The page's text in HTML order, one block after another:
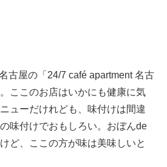
古屋の「24/7 café apartment 名古
ここのお店はいかにも健康に気
ューだけれども、味付けは間違
味付けでおもしろい。おぼんde
ど、ここの方が味は美味しいと